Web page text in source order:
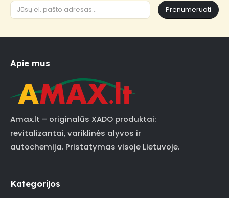
Prenumeruoti
Apie mus
Amax.lt – originalūs XADO produktai:
revitalizantai, variklinės alyvos ir
autochemija. Pristatymas visoje Lietuvoje.
Kategorijos